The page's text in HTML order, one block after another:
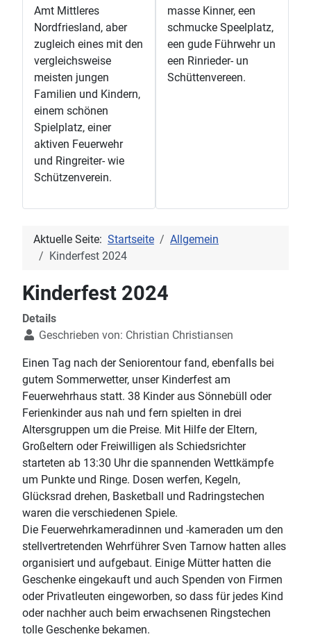
Amt Mittleres
Nordfriesland, aber
zugleich eines mit den
vergleichsweise
meisten jungen
Familien und Kindern,
einem schönen
Spielplatz, einer
aktiven Feuerwehr
und Ringreiter- wie
Schützenverein.
masse Kinner, een
schmucke Speelplatz,
een gude Führwehr un
een Rinrieder- un
Schüttenvereen.
Aktuelle Seite: Startseite
Allgemein
Kinderfest 2024
Kinderfest 2024
Details
Geschrieben von: Christian Christiansen
Einen Tag nach der Seniorentour fand, ebenfalls bei
gutem Sommerwetter, unser Kinderfest am
Feuerwehrhaus statt. 38 Kinder aus Sönnebüll oder
Ferienkinder aus nah und fern spielten in drei
Altersgruppen um die Preise. Mit Hilfe der Eltern,
Großeltern oder Freiwilligen als Schiedsrichter
starteten ab 13:30 Uhr die spannenden Wettkämpfe
um Punkte und Ringe. Dosen werfen, Kegeln,
Glücksrad drehen, Basketball und Radringstechen
waren die verschiedenen Spiele.
Die Feuerwehrkameradinnen und -kameraden um den
stellvertretenden Wehrführer Sven Tarnow hatten alles
organisiert und aufgebaut. Einige Mütter hatten die
Geschenke eingekauft und auch Spenden von Firmen
oder Privatleuten eingeworben, so dass für jedes Kind
oder nachher auch beim erwachsenen Ringstechen
tolle Geschenke bekamen.